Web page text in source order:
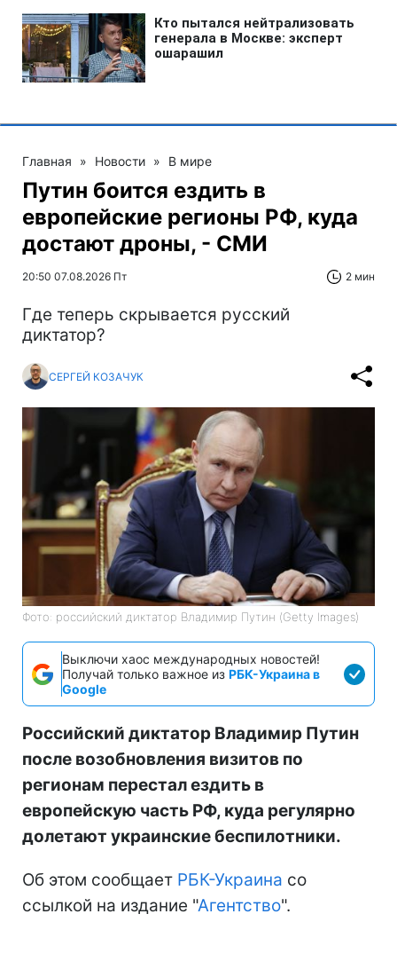
Главная » Новости » В мире
Путин боится ездить в
европейские регионы РФ, куда
достают дроны, - СМИ
20:50 07.08.2026 Пт 2 мин
Где теперь скрывается русский
диктатор?
СЕРГЕЙ КОЗАЧУК
Фото: российский диктатор Владимир Путин (Getty Images)
Выключи хаос международных новостей!
Получай только важное из РБК-Украина в
Google
Российский диктатор Владимир Путин
после возобновления визитов по
регионам перестал ездить в
европейскую часть РФ, куда регулярно
долетают украинские беспилотники.
Об этом сообщает РБК-Украина со
ссылкой на издание "Агентство".